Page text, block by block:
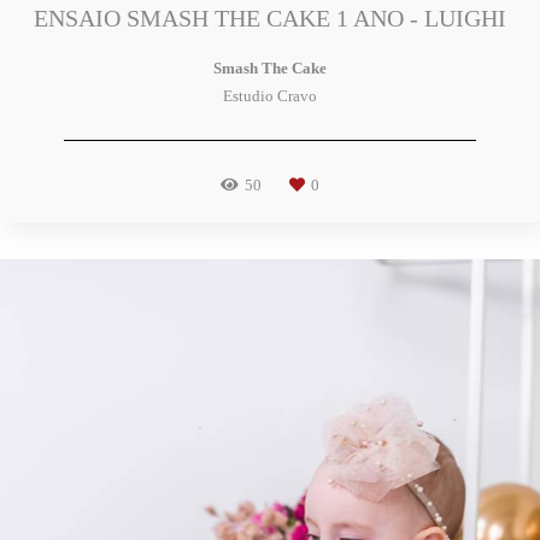
ENSAIO SMASH THE CAKE 1 ANO - LUIGHI
Smash The Cake
Estudio Cravo
50 0